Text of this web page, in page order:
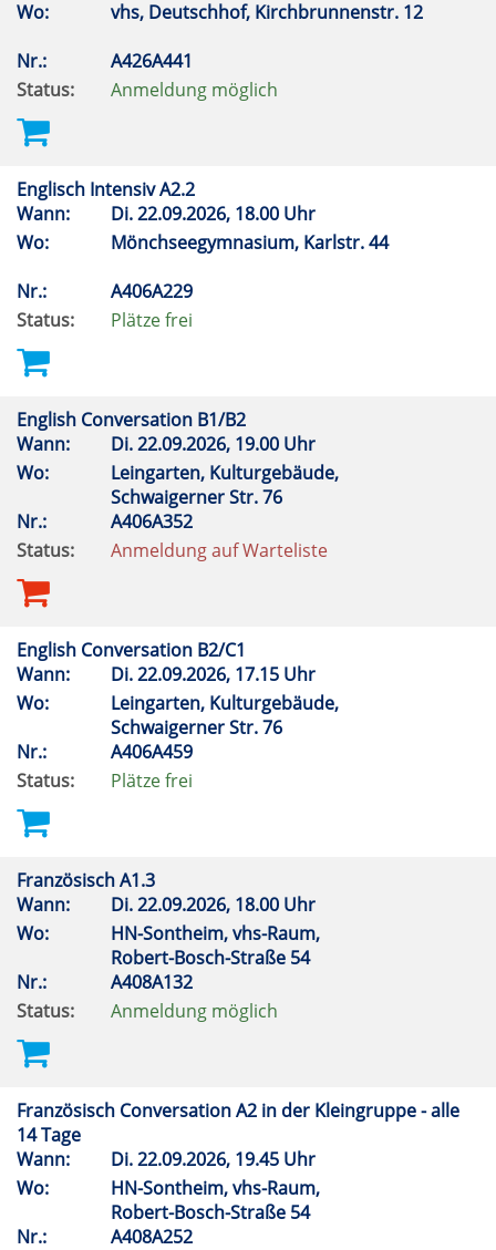
Wo:
vhs, Deutschhof, Kirchbrunnenstr. 12
Nr.:
A426A441
Status:
Anmeldung möglich
Englisch Intensiv A2.2
Wann:
Di.22.09.2026, 18.00 Uhr
Wo:
Mönchseegymnasium, Karlstr. 44
Nr.:
A406A229
Status:
Plätze frei
English Conversation B1/B2
Wann:
Di.22.09.2026, 19.00 Uhr
Wo:
Leingarten, Kulturgebäude,
Schwaigerner Str. 76
Nr.:
A406A352
Status:
Anmeldung auf Warteliste
English Conversation B2/C1
Wann:
Di.22.09.2026, 17.15 Uhr
Wo:
Leingarten, Kulturgebäude,
Schwaigerner Str. 76
Nr.:
A406A459
Status:
Plätze frei
Französisch A1.3
Wann:
Di.22.09.2026, 18.00 Uhr
Wo:
HN-Sontheim, vhs-Raum,
Robert-Bosch-Straße 54
Nr.:
A408A132
Status:
Anmeldung möglich
Französisch Conversation A2 in der Kleingruppe - alle
14 Tage
Wann:
Di.22.09.2026, 19.45 Uhr
Wo:
HN-Sontheim, vhs-Raum,
Robert-Bosch-Straße 54
Nr.:
A408A252